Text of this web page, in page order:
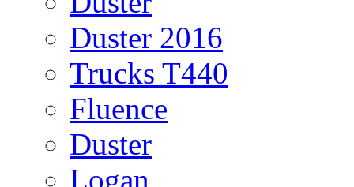
Duster 2016
Trucks T440
Fluence
Duster
Logan